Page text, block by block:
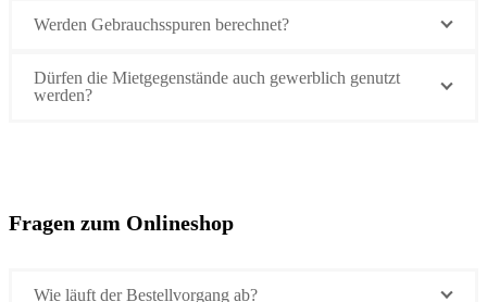
Werden Gebrauchsspuren berechnet?
Dürfen die Mietgegenstände auch gewerblich genutzt
werden?
Fragen zum Onlineshop
Wie läuft der Bestellvorgang ab?